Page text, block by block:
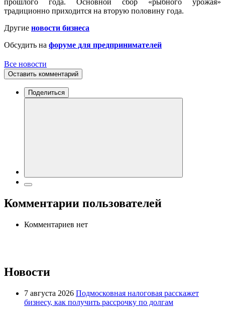
прошлого года. Основной сбор «рыбного урожая»
традиционно приходится на вторую половину года.
Другие новости бизнеса
Обсудить на форуме для предпринимателей
Все новости
Оставить комментарий
Поделиться
Комментарии пользователей
Комментариев нет
Новости
7 августа 2026 Подмосковная налоговая расскажет
бизнесу, как получить рассрочку по долгам